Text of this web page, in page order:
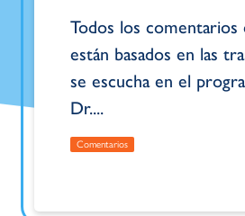
Todos los comentarios
están basados en las
se escucha en el
Dr....
Comentarios